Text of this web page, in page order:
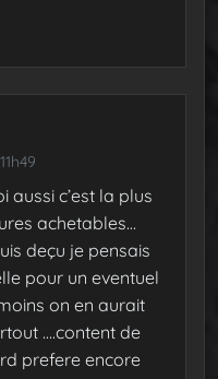
aussi c’est la plus
achetables…
deçu je pensais
pour un eventuel
on en aurait
….content de
prefere encore